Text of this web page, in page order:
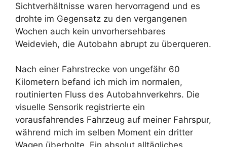
Sichtverhältnisse waren hervorragend und es
drohte im Gegensatz zu den vergangenen
Wochen auch kein unvorhersehbares
Weidevieh, die Autobahn abrupt zu überqueren.
Nach einer Fahrstrecke von ungefähr 60
Kilometern befand ich mich im normalen,
routinierten Fluss des Autobahnverkehrs. Die
visuelle Sensorik registrierte ein
vorausfahrendes Fahrzeug auf meiner Fahrspur,
während mich im selben Moment ein dritter
Wagen überholte. Ein absolut alltägliches